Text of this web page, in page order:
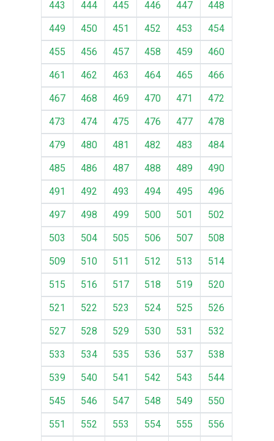
443 444 445 446 447
448
449
450 451 452 453
454
455
456 457 458 459
460
461
462 463 464 465
466
467
468 469 470 471
472
473
474 475 476 477
478
479
480 481 482 483
484
485
486 487 488 489
490
491
492 493 494 495
496
497
498 499 500 501
502
503
504 505 506 507
508
509
510 511 512 513
514
515
516 517 518 519
520
521
522 523 524 525
526
527
528 529 530 531
532
533
534 535 536 537
538
539
540 541 542 543
544
545
546 547 548 549
550
551
552 553 554 555
556